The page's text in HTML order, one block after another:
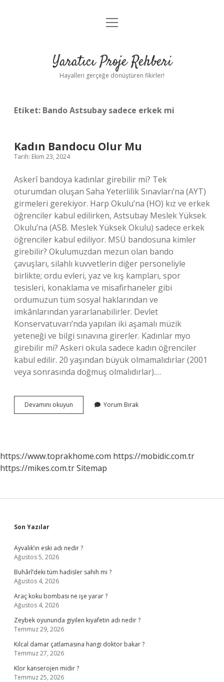
Anasayfa
Yasal Uyarı
menüyü
Yaratıcı Proje Rehberi
Hayalleri gerçeğe dönüştüren fikirler!
Etiket: Bando Astsubay sadece erkek mi
Kadın Bandocu Olur Mu
Tarih: Ekim 23, 2024
Askerî bandoya kadınlar girebilir mi? Tek
oturumdan oluşan Saha Yeterlilik Sınavları’na (AYT)
girmeleri gerekiyor. Harp Okulu’na (HO) kız ve erkek
öğrenciler kabul edilirken, Astsubay Meslek Yüksek
Okulu’na (ASB. Meslek Yüksek Okulu) sadece erkek
öğrenciler kabul ediliyor. MSÜ bandosuna kimler
girebilir? Okulumuzdan mezun olan bando
çavuşları, silahlı kuvvetlerin diğer personeliyle
birlikte; ordu evleri, yaz ve kış kampları, spor
tesisleri, konaklama ve misafirhaneler gibi
ordumuzun tüm sosyal haklarından ve
imkânlarından yararlanabilirler. Devlet
Konservatuvarı’nda yapılan iki aşamalı müzik
yeteneği ve bilgi sınavına girerler. Kadınlar myo
girebilir mi? Askeri okula sadece kadın öğrenciler
kabul edilir. 20 yaşından büyük olmamalıdırlar (2001
veya sonrasında doğmuş olmalıdırlar).…
Devamını okuyun
Bandocu
Yorum Bırak
https://www.toprakhome.com https://mobidic.com.tr
https://mikes.com.trSitemap
Sidebar
Son Yazılar
Ayvalık’ın eski adı nedir ?
Ağustos 5, 2026
Buhârî’deki tüm hadisler sahih mi ?
Ağustos 4, 2026
Araç koku bombası ne işe yarar ?
Ağustos 4, 2026
Zeybek oyununda giyilen kıyafetin adı nedir ?
Temmuz 29, 2026
Kılcal damar çatlamasına hangi doktor bakar ?
Temmuz 27, 2026
Klor kanserojen midir ?
Temmuz 25, 2026